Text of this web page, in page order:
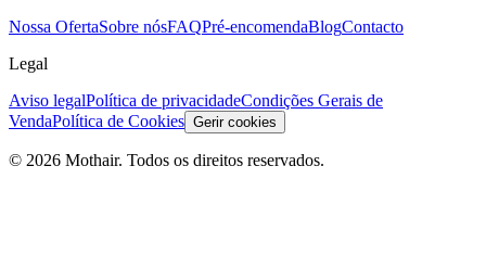
Nossa OfertaSobre nósFAQPré-encomendaBlogContacto
Legal
Aviso legalPolítica de privacidadeCondições Gerais de
VendaPolítica de Cookies Gerir cookies
© 2026 Mothair. Todos os direitos reservados.